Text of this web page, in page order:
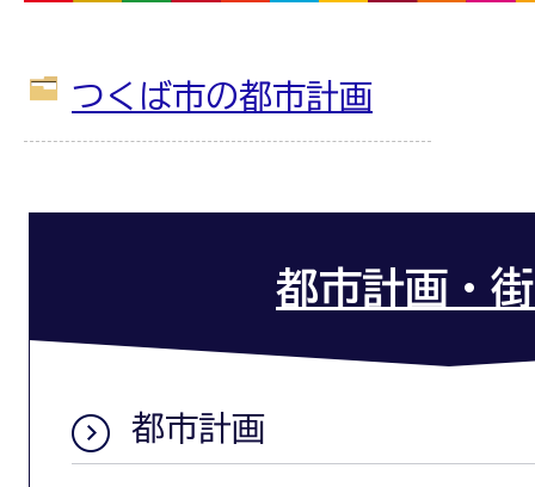
つくば市の都市計画
都市計画・
都市計画